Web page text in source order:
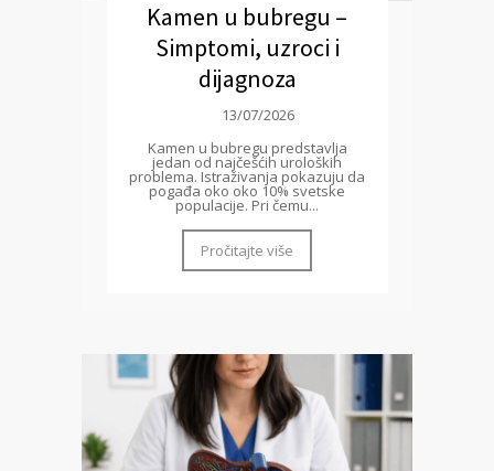
Kamen u bubregu –
Simptomi, uzroci i
dijagnoza
13/07/2026
Kamen u bubregu predstavlja
jedan od najčešćih uroloških
problema. Istraživanja pokazuju da
pogađa oko oko 10% svetske
populacije. Pri čemu...
Pročitajte više